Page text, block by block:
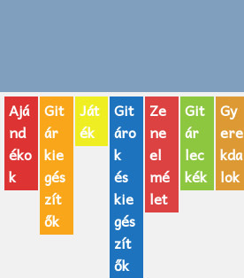
AJÁNDÉK ÖTLETEK
Vicces
GITÁR MÁRKÁK
TOP100 nóta
Ajá
nd
éko
k
Git
ár
kie
gés
zít
ők
Ját
ék
Git
áro
k
és
kie
gés
zít
ők
Ze
ne
el
mé
let
Git
ár
lec
kék
Gy
ere
kda
lok